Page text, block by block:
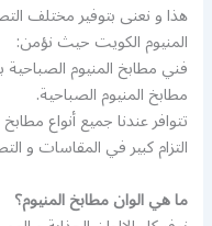
هذا و نعنى بتوفير مختلف
المنيوم الكويت حيث نؤمن:
فني مطابخ المنيوم
مطابخ المنيوم الصباحية.
تتوافر عندنا جميع أنواع
التزام كبير في المقاسات و
ما هي الوان مطابخ المنيوم؟